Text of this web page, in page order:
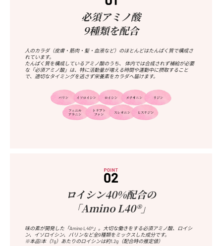
必須アミノ酸
9種類を配合
人のカラダ（皮膚・筋肉・髪・血液など）のほとんどはたんぱく質で構成さ
れています。
たんぱく質を構成しているアミノ酸のうち、 体内では合成されず補給が必要
な「必須アミノ酸」は、特に活動量が増える時間や運動中に摂取すること
で、適切なタイミングを逃さず栄養素をカラダへ届けます。
ロイシン40%配合の
「Amino L40®」
味の素が開発した「Amino L40®」。大切な働きをする必須アミノ酸、ロイシ
ン、イソロイシン、バリンなど全9種類をミックスした成分です。
※本品1本（7g）あたりのロイシンは約1.2g（配合時の推定値）